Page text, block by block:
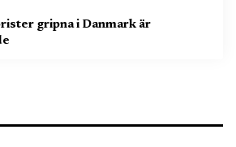
gripna i Danmark är